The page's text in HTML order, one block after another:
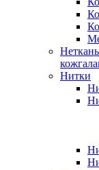
Нитки